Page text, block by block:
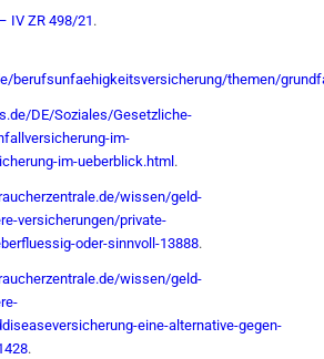
IV ZR 498/21 .
berufsunfaehigkeitsversicherung/themen/
DE/Soziales/Gesetzliche-
im-
im-ueberblick.html.
wissen/geld-
versicherungen/private-
oder-sinnvoll-13888.
wissen/geld-
eine-alternative-gegen-
.